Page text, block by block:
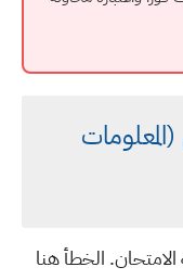
الخطأ هنا